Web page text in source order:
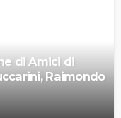
di Amici di
Raimondo